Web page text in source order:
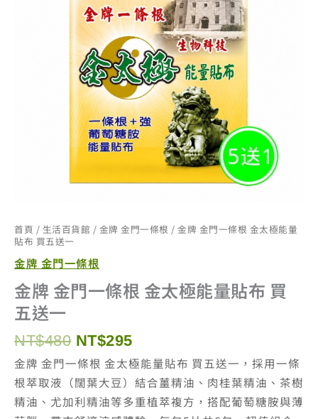
首頁 / 生活百貨館 / 金牌 金門一條根 / 金牌 金門一條根 金太極能量
貼布 買五送一
金牌 金門一條根
金牌 金門一條根 金太極能量貼布 買
五送一
NT$480 原
始
價
格：
NT$480。
NT$295目
前
價
格：
NT$295。
金牌 金門一條根 金太極能量貼布 買五送一，採用一條
根萃取液（闊葉大豆）結合薑精油、肉桂葉精油、茶樹
精油、尤加利精油等多重植萃複方，搭配葡萄糖胺與薄